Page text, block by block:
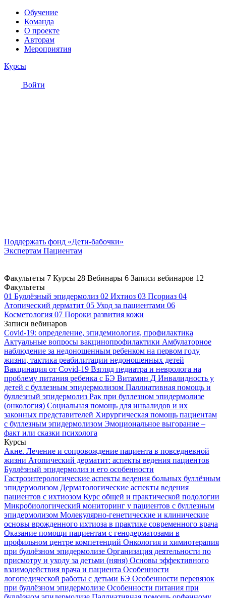
Обучение
Команда
О проекте
Авторам
Мероприятия
Курсы
Войти
Поддержать фонд «Дети-бабочки»
Экспертам Пациентам
Факультеты 7 Курсы 28 Вебинары 6 Записи вебинаров 12
Факультеты
01 Буллёзный эпидермолиз 02 Ихтиоз 03 Псориаз 04
Атопический дерматит 05 Уход за пациентами 06
Косметология 07 Пороки развития кожи
Записи вебинаров
Covid-19: определение, эпидемиология, профилактика
Актуальные вопросы вакцинопрофилактики Амбулаторное
наблюдение за недоношенным ребенком на первом году
жизни, тактика реабилитации недоношенных детей
Вакцинация от Covid-19 Взгляд педиатра и невролога на
проблему питания ребенка с БЭ Витамин Д Инвалидность у
детей с буллезным эпидермолизом Паллиативная помощь и
буллезный эпидермолиз Рак при буллезном эпидермолизе
(онкология) Социальная помощь для инвалидов и их
законных представителей Хирургическая помощь пациентам
с буллезным эпидермолизом Эмоциональное выгорание –
факт или сказки психолога
Курсы
Акне. Лечение и сопровождение пациента в повседневной
жизни Атопический дерматит: аспекты ведения пациентов
Буллёзный эпидермолиз и его особенности
Гастроэнтерологические аспекты ведения больных буллёзным
эпидермолизом Дерматологические аспекты ведения
пациентов с ихтиозом Курс общей и практической подологии
Микробиологический мониторинг у пациентов с буллезным
эпидермолизом Молекулярно-генетические и клинические
основы врожденного ихтиоза в практике современного врача
Оказание помощи пациентам с генодерматозами в
профильном центре компетенций Онкология и химиотерапия
при буллёзном эпидермолизе Организация деятельности по
присмотру и уходу за детьми (няня) Основы эффективного
взаимодействия врача и пациента Особенности
логопедической работы с детьми БЭ Особенности перевязок
при буллёзном эпидермолизе Особенности питания при